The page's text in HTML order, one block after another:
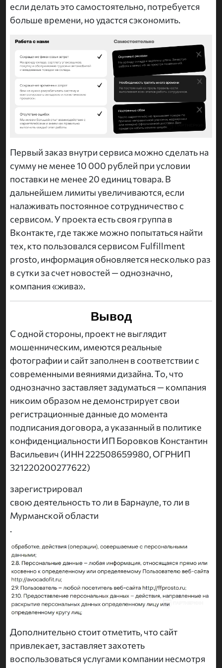
если делать это самостоятельно, потребуется
больше времени, но удастся сэкономить.
Первый заказ внутри сервиса можно сделать на
сумму не менее 10 000 рублей при условии
поставки не менее 20 единиц товара. В
дальнейшем лимиты увеличиваются, если
налаживать постоянное сотрудничество с
сервисом. У проекта есть своя группа в
Вконтакте, где также можно попытаться найти
тех, кто пользовался сервисом Fulfillment
prosto, информация обновляется несколько раз
в сутки за счет новостей — однозначно,
компания «жива».
Вывод
С одной стороны, проект не выглядит
мошенническим, имеются реальные
фотографии и сайт заполнен в соответствии с
современными веяниями дизайна. То, что
однозначно заставляет задуматься — компания
никоим образом не демонстрирует свои
регистрационные данные до момента
подписания договора, а указанный в политике
конфиденциальности ИП Боровков Константин
Васильевич (ИНН 222508659980, ОГРНИП
321220200277622)
зарегистрировал
свою деятельность то ли в Барнауле, то ли в
Мурманской области
.
Дополнительно стоит отметить, что сайт
привлекает, заставляет захотеть
воспользоваться услугами компании несмотря